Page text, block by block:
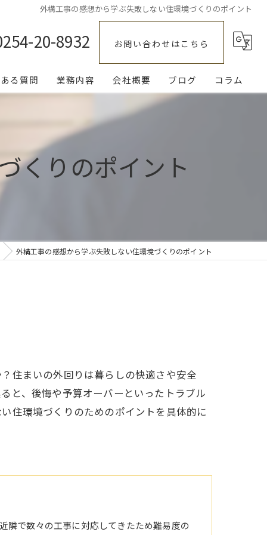
外構工事の感想から学ぶ失敗しない住環境づくりのポイント
20-8932 お問い合わせはこちら
る質問 業務内容
エクステリア
駐車場
会社概要 ブログ コラム
くりのポイント
外構工事の感想から学ぶ失敗しない住環境づくりのポイント
住まいの外回りは暮らしの快適さや安全
と、後悔や予算オーバーといったトラブル
住環境づくりのためのポイントを具体的に
隣で数々の工事に対応してきたため難易度の